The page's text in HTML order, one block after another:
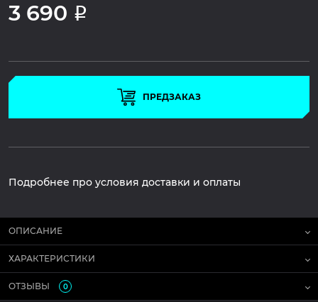
3 690 Р
ПРЕДЗАКАЗ
Подробнее про условия доставки и оплаты
ОПИСАНИЕ
ХАРАКТЕРИСТИКИ
ОТЗЫВЫ 0